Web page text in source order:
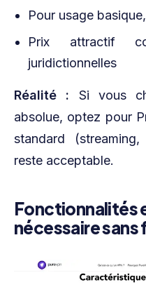
Pour usage
Prix attractif
juridictionnelles
Réalité : Si vous
absolue, optez pour
standard
reste acceptable.
Fonctionnalités
nécessaire